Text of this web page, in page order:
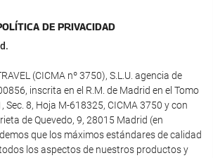
DE PRIVACIDAD
(CICMA nº 3750), S.L.U. agencia de
inscrita en el R.M. de Madrid en el Tomo
Sec. 8, Hoja M-618325, CICMA 3750 y con
de Quevedo, 9, 28015 Madrid (en
que los máximos estándares de calidad
los aspectos de nuestros productos y